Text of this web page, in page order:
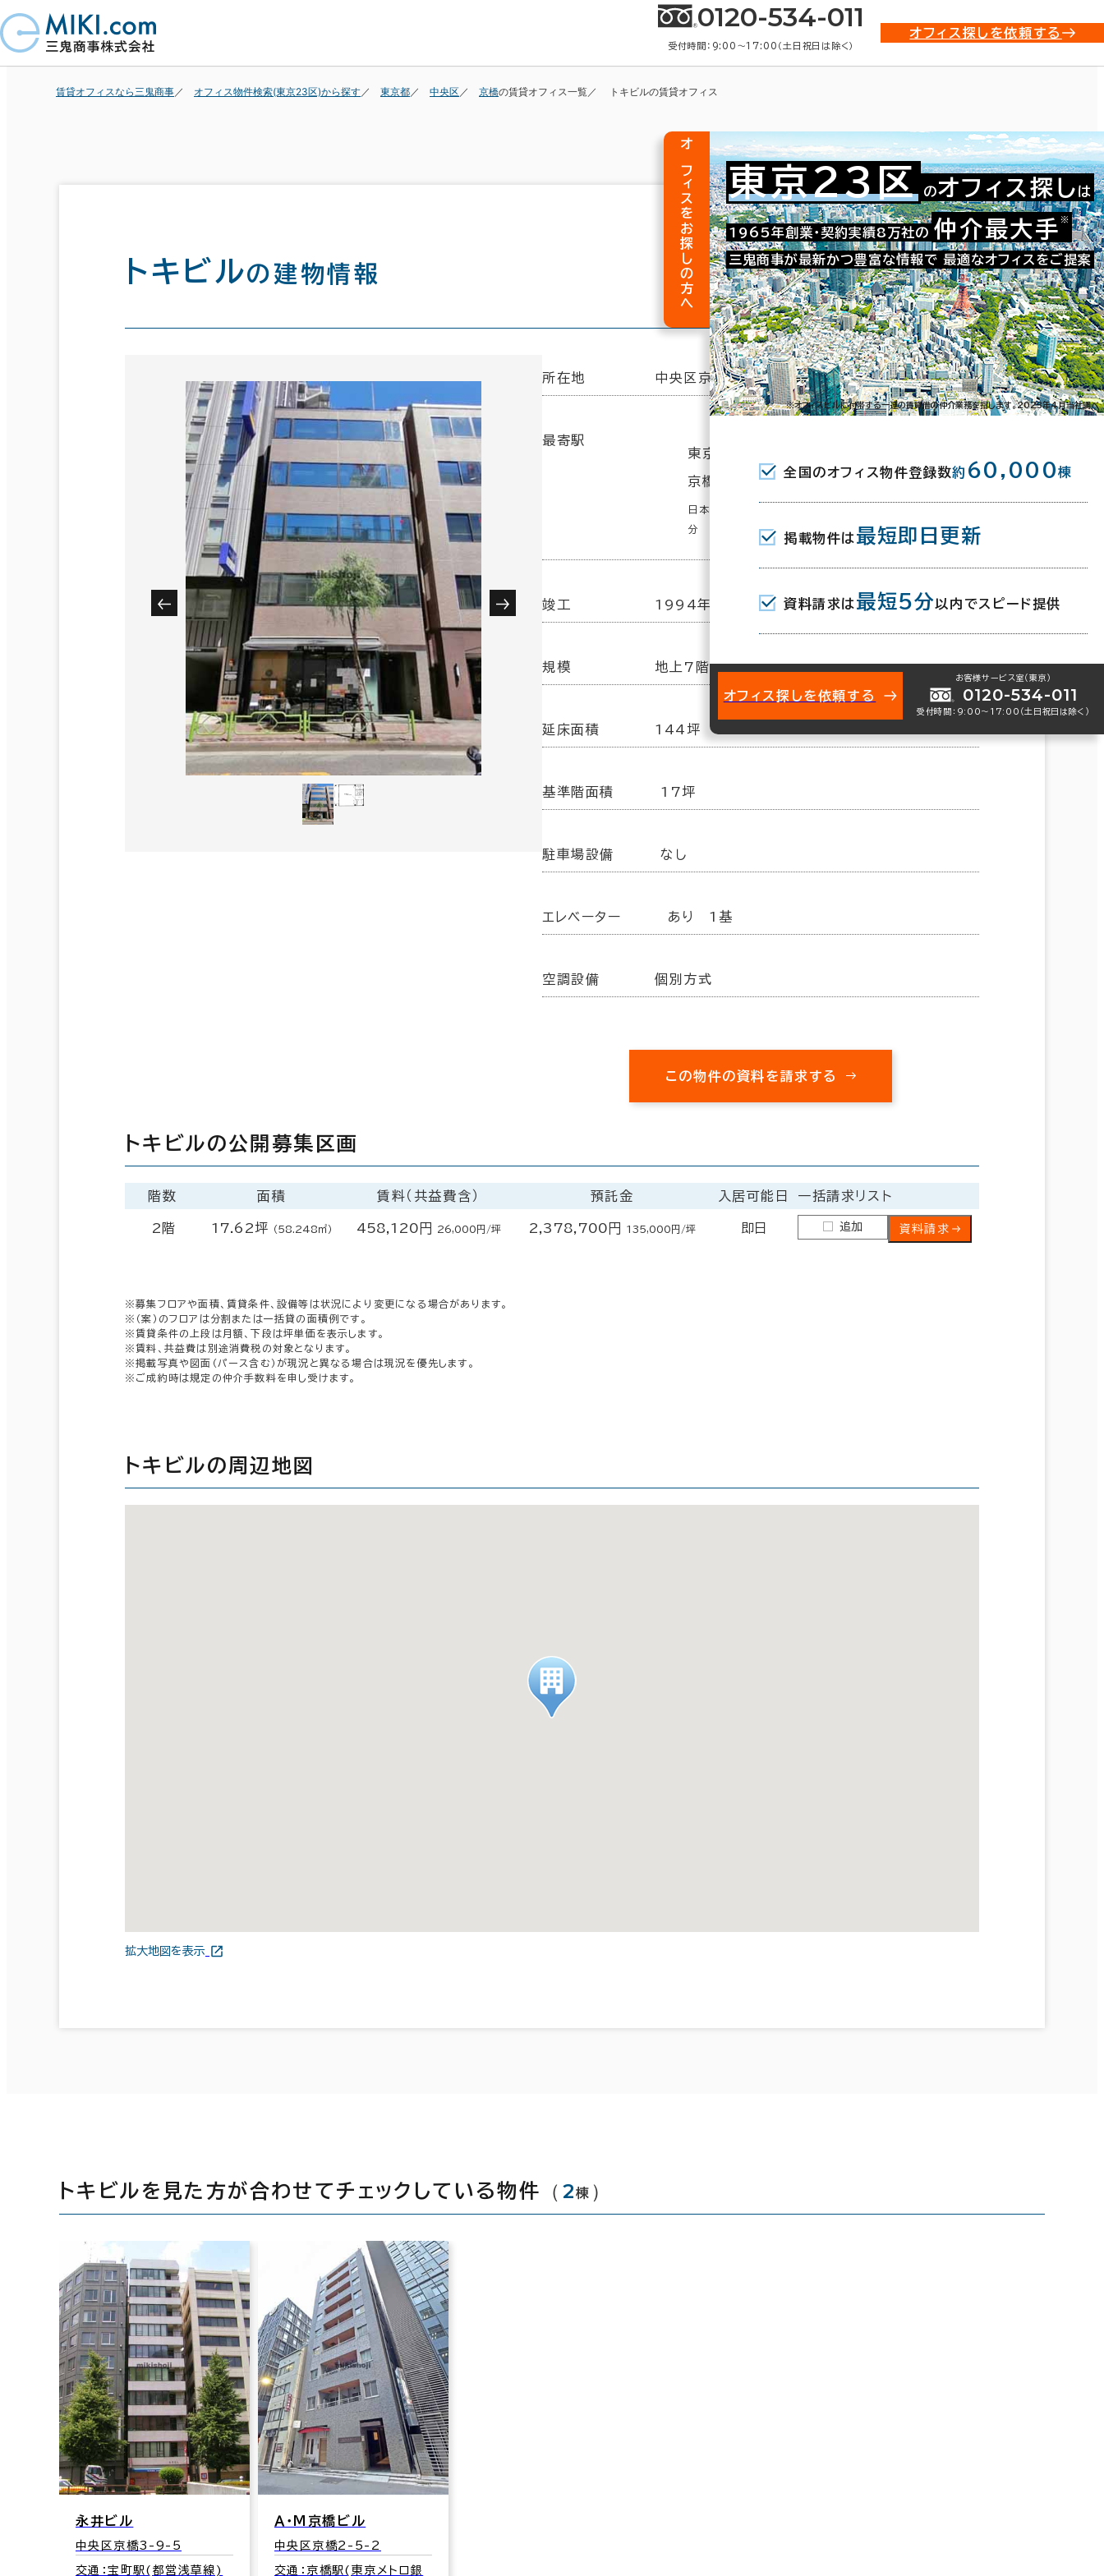
0120-534-011
受付時間：9:00〜17:00（土日祝日は除く）
オフィス探しを依頼する
賃貸オフィスなら三鬼商事 オフィス物件検索(東京23区)から探す 東京都 中央区 京橋の賃貸オフィス一覧 トキビルの賃貸オフィス
トキビルの建物情報
お問い合わせ番号：021-18281
所在地 中央区京橋1-4-14
最寄駅
東京駅(JR) 八重洲中央口 4分
京橋駅(東京メトロ銀座線) 7番口 4分
日本橋駅(東京メトロ銀座線･東西線/都営浅草線) B3口 6
分
竣工 1994年 4月
規模 地上7階／地下1階建
延床面積 144坪
基準階面積 17坪
駐車場設備 なし
エレベーター あり 1基
空調設備 個別方式
この物件の資料を請求する
トキビルの公開募集区画
階数 面積 賃料（共益費含） 預託金 入居可能日 一括請求リスト
2階 17.62坪 （58.248㎡） 458,120円 26,000円/坪 2,378,700円 135,000円/坪 即日 追加 資料請求
※募集フロアや面積、賃貸条件、設備等は状況により変更になる場合があります。
※（案）のフロアは分割または一括貸の面積例です。
※賃貸条件の上段は月額、下段は坪単価を表示します。
※賃料、共益費は別途消費税の対象となります。
※掲載写真や図面（パース含む）が現況と異なる場合は現況を優先します。
※ご成約時は規定の仲介手数料を申し受けます。
トキビルの周辺地図
拡大地図を表示
トキビルを見た方が合わせてチェックしている物件 （ 2棟 ）
永井ビル
中央区京橋3-9-5
交通：宝町駅(都営浅草線)
Ａ・Ｍ京橋ビル
中央区京橋2-5-2
交通：京橋駅(東京メトロ銀
オフィスをお探しの方へ 東京23区 のオフィス探し は
1965年創業・契約実績8万社の 仲介最大手 ※
三鬼商事が最新かつ豊富な情報で 最適なオフィスをご提案
※オフィスビルに付帯する一連の賃貸借の仲介業務を指します。2023年4月当社調べ
全国のオフィス物件登録数約 60,000棟
掲載物件は 最短即日更新
資料請求は 最短5分 以内でスピード提供
オフィス探しを依頼する
お客様サービス室（東京）
0120-534-011
受付時間：9:00〜17:00（土日祝日は除く）